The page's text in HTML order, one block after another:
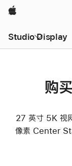
Apple
Studio Display
购
27 英寸 5K 视
像素 Center